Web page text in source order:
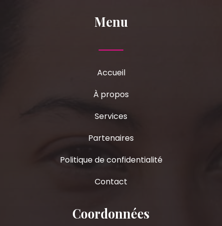
Menu
Accueil
À propos
Services
Partenaires
Politique de confidentialité
Contact
Coordonnées